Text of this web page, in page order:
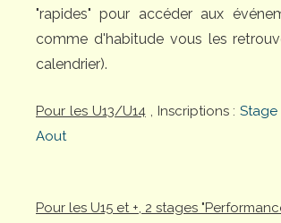
"rapides" pour accéder aux
comme d'habitude vous les
calendrier).
Pour les U13/U14, Inscriptions :
Aout
Pour les U15 et +, 2 stages